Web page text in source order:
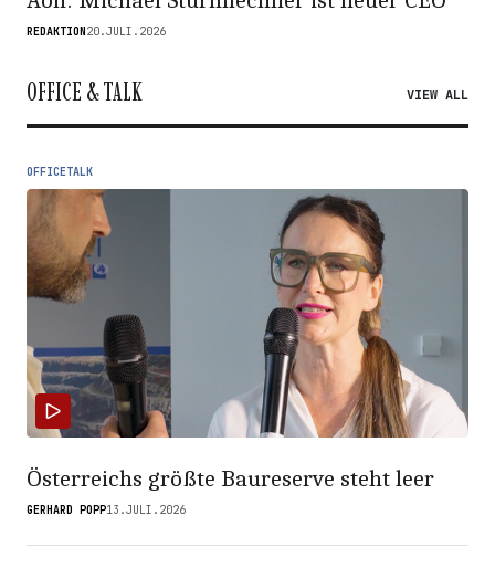
REDAKTION20.JULI.2026
OFFICE & TALK VIEW ALL
OFFICETALK
Österreichs größte Baureserve steht leer
GERHARD POPP13.JULI.2026